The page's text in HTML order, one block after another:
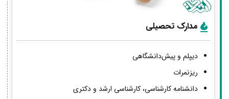
مدارک تحصیلی
دیپلم و پیش‌دانشگاهی
ریزنمرات
دانشنامه کارشناسی، کارشناسی ارشد و دکتری